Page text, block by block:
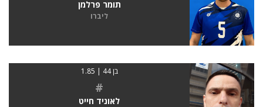
תומר פרלמן
ליברו
בן 44 | 1.85
#
לאוניד חייט